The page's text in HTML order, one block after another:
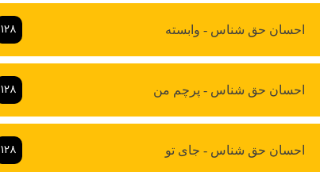
احسان حق شناس - وابسته ۱۲۸
احسان حق شناس - پرچم من ۱۲۸
احسان حق شناس - جای تو ۱۲۸